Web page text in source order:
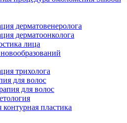
дерматовенеролога
дерматоонколога
лица
трихолога
для волос
для волос
пластика